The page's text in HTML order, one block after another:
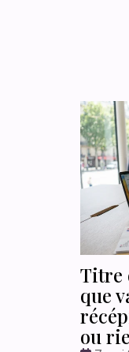
Titre
que
ou